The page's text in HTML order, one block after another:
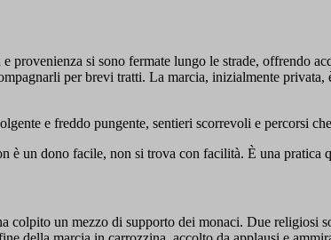
provenienza si sono fermate lungo le strade, offrendo
per brevi tratti. La marcia, inizialmente privata,
e freddo pungente, sentieri scorrevoli e percorsi
un dono facile, non si trova con facilità. È una pratica
un mezzo di supporto dei monaci. Due religiosi